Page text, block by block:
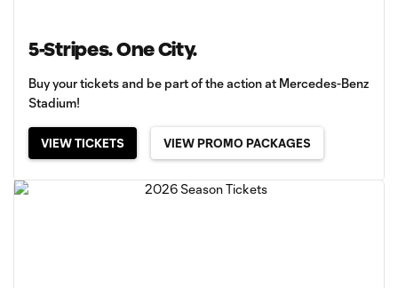
5-Stripes. One City.
Buy your tickets and be part of the action at Mercedes-Benz
Stadium!
VIEW TICKETS VIEW PROMO PACKAGES